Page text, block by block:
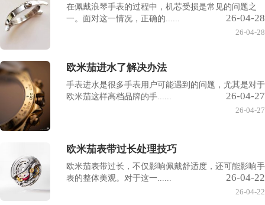
在佩戴浪琴手表的过程中，机芯受损是常见的问题之
一。面对这一情况，正确的......
26-04-28
26-04-28
欧米茄进水了解决办法
手表进水是很多手表用户可能遇到的问题，尤其是对于
欧米茄这样高档品牌的手......
26-04-27
26-04-27
欧米茄表带过长处理技巧
欧米茄表带过长，不仅影响佩戴舒适度，还可能影响手
表的整体美观。对于这一......
26-04-22
26-04-22